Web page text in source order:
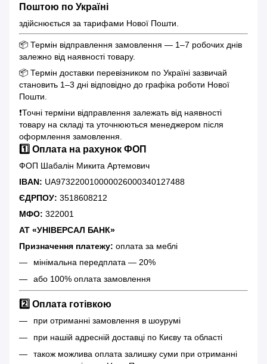
Поштою по Україні
здійснюється за тарифами Нової Пошти.
📦 Термін відправлення замовлення — 1–7 робочих днів
залежно від наявності товару.
📦 Термін доставки перевізником по Україні зазвичай
становить 1–3 дні відповідно до графіка роботи Нової
Пошти.
❗️Точні терміни відправлення залежать від наявності
товару на складі та уточнюються менеджером після
оформлення замовлення.
1️⃣ Оплата на рахунок ФОП
ФОП Шабалін Микита Артемович
IBAN: UA973220010000026000340127488
ЄДРПОУ: 3518608212
МФО: 322001
АТ «УНІВЕРСАЛ БАНК»
Призначення платежу: оплата за меблі
мінімальна передплата — 20%
або 100% оплата замовлення
2️⃣ Оплата готівкою
при отриманні замовлення в шоурумі
при нашій адресній доставці по Києву та області
також можлива оплата залишку суми при отриманні